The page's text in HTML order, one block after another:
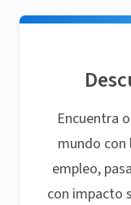
Encuentra
mundo
empleo,
con impacto